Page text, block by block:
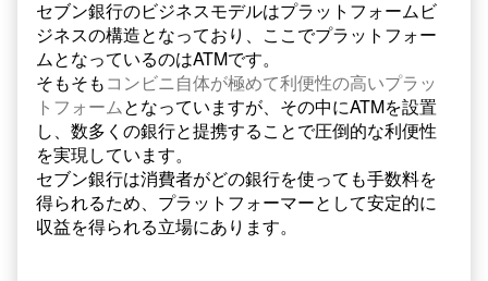
セブン銀行のビジネスモデルはプラットフォームビ
ジネスの構造となっており、ここでプラットフォー
ムとなっているのはATMです。
そもそもコンビニ自体が極めて利便性の高いプラッ
トフォームとなっていますが、その中にATMを設置
し、数多くの銀行と提携することで圧倒的な利便性
を実現しています。
セブン銀行は消費者がどの銀行を使っても手数料を
得られるため、プラットフォーマーとして安定的に
収益を得られる立場にあります。